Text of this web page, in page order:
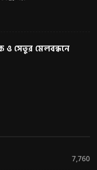
ও সেতুর মেলবন্ধনে
7,760